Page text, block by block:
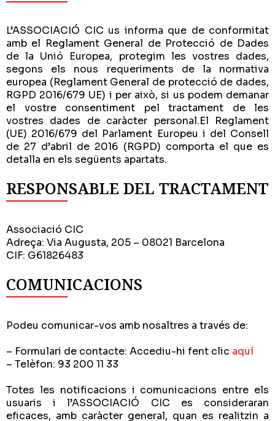
L’ASSOCIACIÓ CIC us informa que de conformitat
amb el Reglament General de Protecció de Dades
de la Unió Europea, protegim les vostres dades,
segons els nous requeriments de la normativa
europea (Reglament General de protecció de dades,
RGPD 2016/679 UE) i per això, si us podem demanar
el vostre consentiment pel tractament de les
vostres dades de caràcter personal.El Reglament
(UE) 2016/679 del Parlament Europeu i del Consell
de 27 d’abril de 2016 (RGPD) comporta el que es
detalla en els següents apartats.
RESPONSABLE DEL TRACTAMENT
Associació CIC
Adreça: Via Augusta, 205 – 08021 Barcelona
CIF: G61826483
COMUNICACIONS
Podeu comunicar-vos amb nosaltres a través de:
– Formulari de contacte: Accediu-hi fent clic aquí
– Telèfon: 93 200 11 33
Totes les notificacions i comunicacions entre els
usuaris i l’ASSOCIACIÓ CIC es consideraran
eficaces, amb caràcter general, quan es realitzin a